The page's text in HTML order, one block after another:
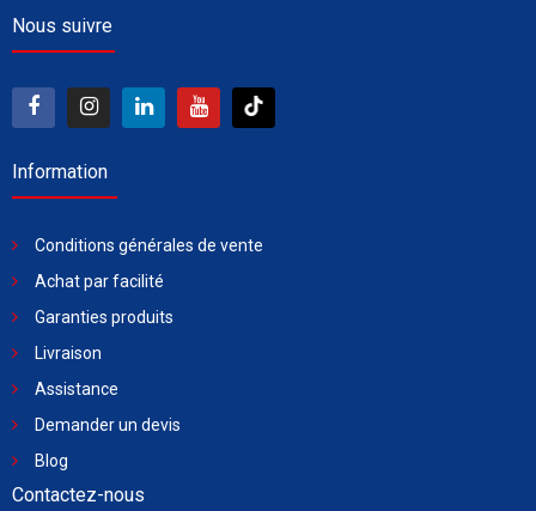
Nous suivre
Information
Conditions générales de vente
Achat par facilité
Garanties produits
Livraison
Assistance
Demander un devis
Blog
Contactez-nous